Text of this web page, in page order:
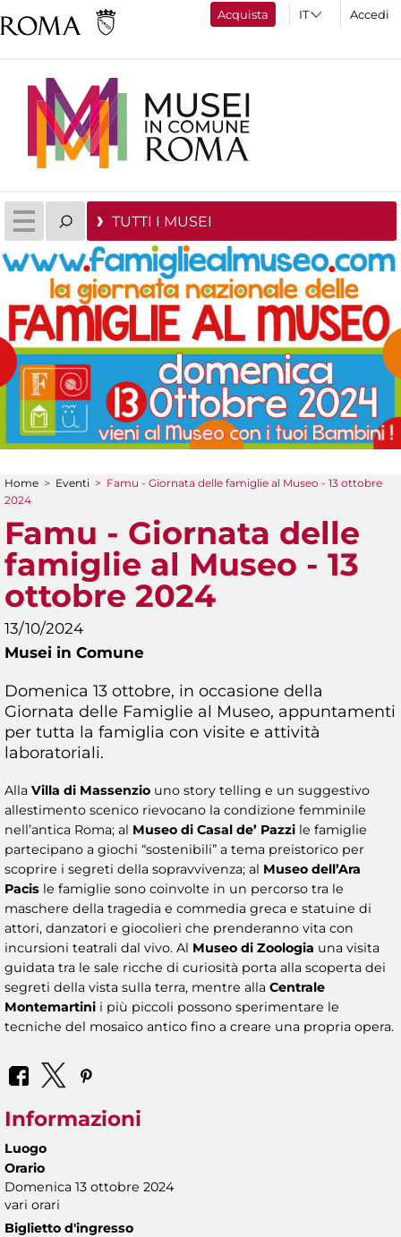
Acquista Accedi
TUTTI I MUSEI
Tu sei qui
Home > Eventi > Famu - Giornata delle famiglie al Museo - 13 ottobre
2024
Famu - Giornata delle
famiglie al Museo - 13
ottobre 2024
13/10/2024
Musei in Comune
Domenica 13 ottobre, in occasione della
Giornata delle Famiglie al Museo, appuntamenti
per tutta la famiglia con visite e attività
laboratoriali.
Alla Villa di Massenzio uno story telling e un suggestivo
allestimento scenico rievocano la condizione femminile
nell’antica Roma; al Museo di Casal de’ Pazzi le famiglie
partecipano a giochi “sostenibili” a tema preistorico per
scoprire i segreti della sopravvivenza; al Museo dell’Ara
Pacis le famiglie sono coinvolte in un percorso tra le
maschere della tragedia e commedia greca e statuine di
attori, danzatori e giocolieri che prenderanno vita con
incursioni teatrali dal vivo. Al Museo di Zoologia una visita
guidata tra le sale ricche di curiosità porta alla scoperta dei
segreti della vista sulla terra, mentre alla Centrale
Montemartini i più piccoli possono sperimentare le
tecniche del mosaico antico fino a creare una propria opera.
Informazioni
Luogo
Orario
Domenica 13 ottobre 2024
vari orari
Biglietto d'ingresso